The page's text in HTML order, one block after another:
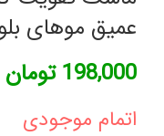
عمیق موهای
198,000 تومان
اتمام موجودی